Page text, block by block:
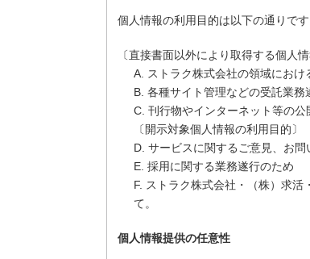
個人情報の利用目的は以下の通りで
〔直接書面以外により取得する個人
A. ストラク株式会社の領域にお
B. 各種サイト管理などの受託業務
C. 刊行物やインターネット等の
〔開示対象個人情報の利用目的〕
D. サービスに関するご意見、お
E. 採用に関する業務遂行のため
F. ストラク株式会社・（株）求
て。
個人情報提供の任意性